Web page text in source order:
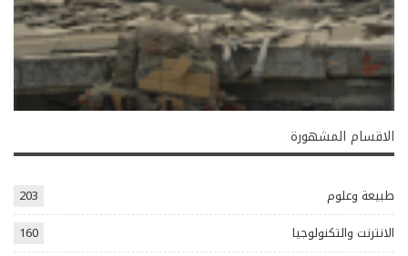
الاقسام المشهورة
طبيعة وعلوم
203
الانترنت والتكنولوجيا
160